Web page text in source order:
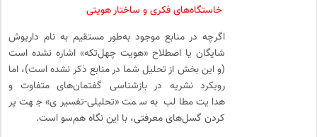
خاستگاه‌های فکری و ساختار هویتی
اگرچه در منابع موجود به‌طور مستقیم به نام داریوش
شایگان یا اصطلاح «هویت چهل‌تکه» اشاره نشده است
(و این بخش از تحلیل شما در منابع ذکر نشده است)، اما
رویکرد نشریه در بازشناسی گفتمان‌های متفاوت و
هدایت مطالب به سمت «تحلیلی-تفسیری» جهت پر
کردن گسل‌های معرفتی، با این نگاه هم‌سو است.